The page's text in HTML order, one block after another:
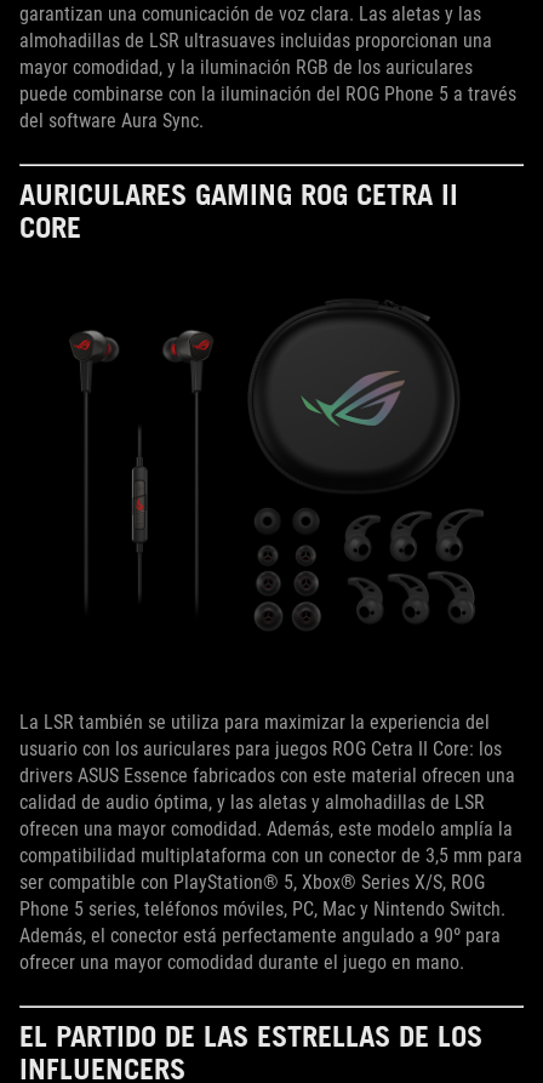
garantizan una comunicación de voz clara. Las aletas y las
almohadillas de LSR ultrasuaves incluidas proporcionan una
mayor comodidad, y la iluminación RGB de los auriculares
puede combinarse con la iluminación del ROG Phone 5 a través
del software Aura Sync.
AURICULARES GAMING ROG CETRA II
CORE
La LSR también se utiliza para maximizar la experiencia del
usuario con los auriculares para juegos ROG Cetra II Core: los
drivers ASUS Essence fabricados con este material ofrecen una
calidad de audio óptima, y las aletas y almohadillas de LSR
ofrecen una mayor comodidad. Además, este modelo amplía la
compatibilidad multiplataforma con un conector de 3,5 mm para
ser compatible con PlayStation® 5, Xbox® Series X/S, ROG
Phone 5 series, teléfonos móviles, PC, Mac y Nintendo Switch.
Además, el conector está perfectamente angulado a 90º para
ofrecer una mayor comodidad durante el juego en mano.
EL PARTIDO DE LAS ESTRELLAS DE LOS
INFLUENCERS